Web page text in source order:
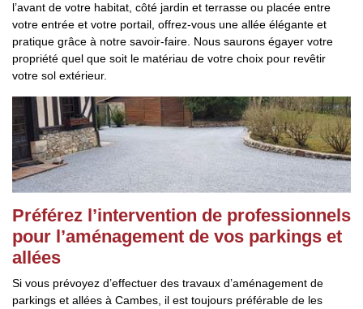
l’avant de votre habitat, côté jardin et terrasse ou placée entre
votre entrée et votre portail, offrez-vous une allée élégante et
pratique grâce à notre savoir-faire. Nous saurons égayer votre
propriété quel que soit le matériau de votre choix pour revêtir
votre sol extérieur.
Préférez l’intervention de professionnels
pour l’aménagement de vos parkings et
allées
Si vous prévoyez d’effectuer des travaux d’aménagement de
parkings et allées à Cambes, il est toujours préférable de les